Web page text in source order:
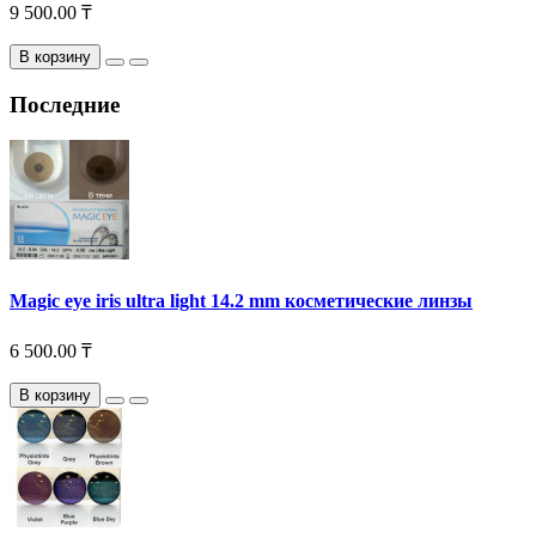
9 500.00 ₸
В корзину
Последние
Magic eye iris ultra light 14.2 mm косметические линзы
6 500.00 ₸
В корзину